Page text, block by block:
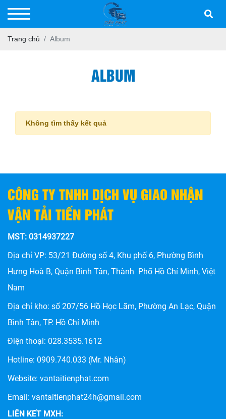
Trang chủ Album
ALBUM
Không tìm thấy kết quả
CÔNG TY TNHH DỊCH VỤ GIAO NHẬN
VẬN TẢI TIẾN PHÁT
MST: 0314937227
Địa chỉ VP: 53/21 Đường số 4, Khu phố 6, Phường Bình
Hưng Hoà B, Quận Bình Tân, Thành Phố Hồ Chí Minh, Việt
Nam
Địa chỉ kho: số207/56 Hồ Học Lãm, Phường An Lạc, Quận
Bình Tân, TP. Hồ Chí Minh
Điện thoại: 028.3535.1612
Hotline: 0909.740.033 (Mr. Nhân)
Website: vantaitienphat.com
Email: vantaitienphat24h@gmail.com
LIÊN KẾT MXH: